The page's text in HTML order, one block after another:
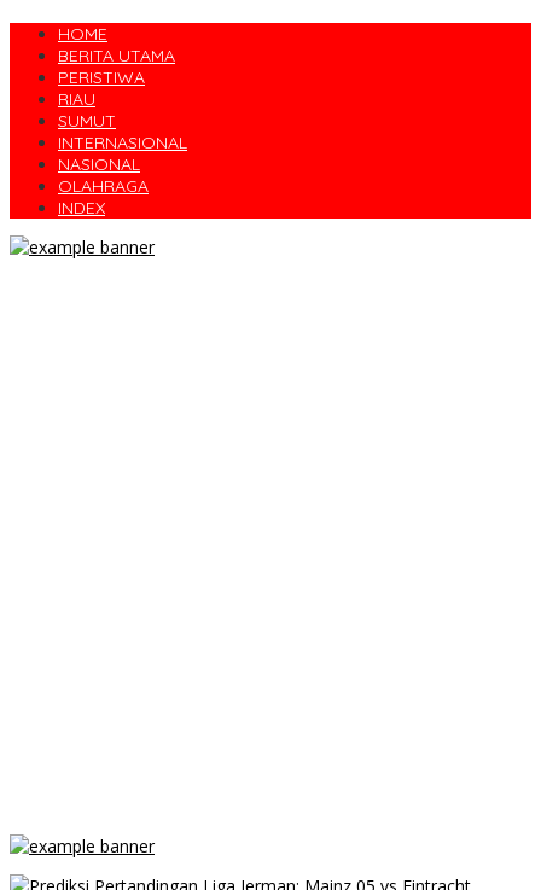
HOME
BERITA UTAMA
PERISTIWA
RIAU
SUMUT
INTERNASIONAL
NASIONAL
OLAHRAGA
INDEX